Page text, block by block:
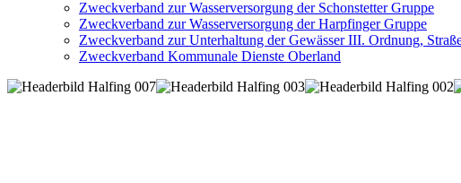
Zweckverband zur Wasserversorgung der Schonstetter Gruppe
Zweckverband zur Wasserversorgung der Harpfinger Gruppe
Zweckverband zur Unterhaltung der Gewässer III. Ordnung,
Zweckverband Kommunale Dienste Oberland